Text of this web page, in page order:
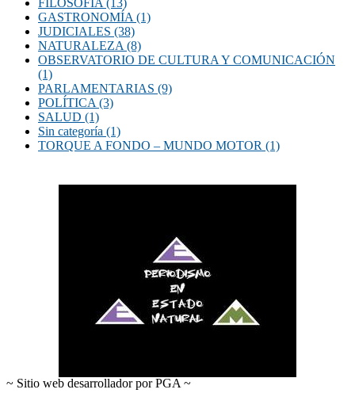
GASTRONOMÍA (1)
JUDICIALES (38)
NATURALEZA (8)
OBSERVATORIO DE CULTURA Y COMUNICACIÓN
(1)
PARLAMENTARIAS (9)
POLÍTICA (3)
SALUD (1)
Sin categoría (1)
TORQUE A FONDO – MUNDO MOTOR (1)
~ Sitio web desarrollador por PGA ~